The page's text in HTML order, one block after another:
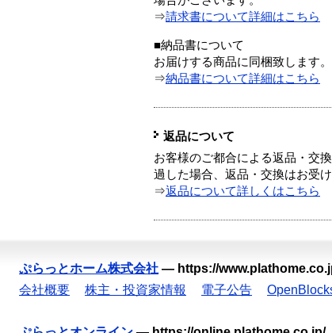
⇒請求書について詳細はこちら
■納品書について
お届けする商品に同梱致します。
⇒納品書について詳細はこちら
返品について
お客様のご都合による返品・交
過した場合、返品・交換はお受け
⇒返品について詳しくはこちら
ぷらっとホーム株式会社 — https://
会社概要
株主・投資家情報 電子公告